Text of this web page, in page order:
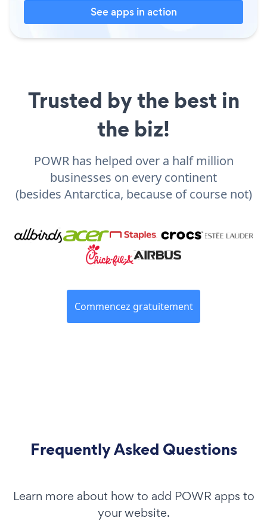
See apps in action
Trusted by the best in
the biz!
POWR has helped over a half million
businesses on every continent
(besides Antarctica, because of course not)
Commencez gratuitement
Frequently Asked Questions
Learn more about how to add POWR apps to
your website.